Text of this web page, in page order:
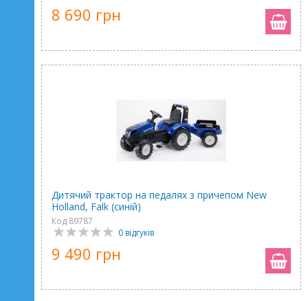
8 690 грн
Дитячий трактор на педалях з причепом New
Holland, Falk (синій)
Код 89787
0 відгуків
9 490 грн